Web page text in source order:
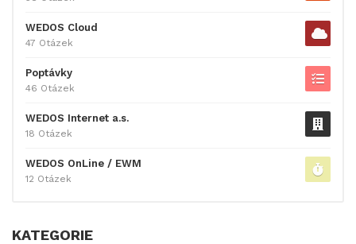
WEDOS Cloud
47 Otázek
Poptávky
46 Otázek
WEDOS Internet a.s.
18 Otázek
WEDOS OnLine / EWM
12 Otázek
KATEGORIE